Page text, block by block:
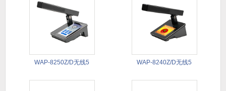
WAP-8250Z/D无线5 WAP-8240Z/D无线5